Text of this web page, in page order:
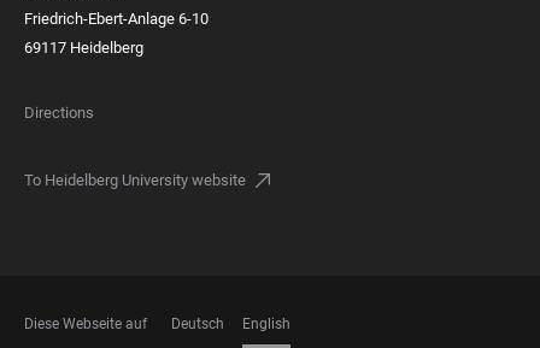
Friedrich-Ebert-Anlage 6-10
69117 Heidelberg
Directions
To Heidelberg University website
Diese Webseite auf Deutsch English